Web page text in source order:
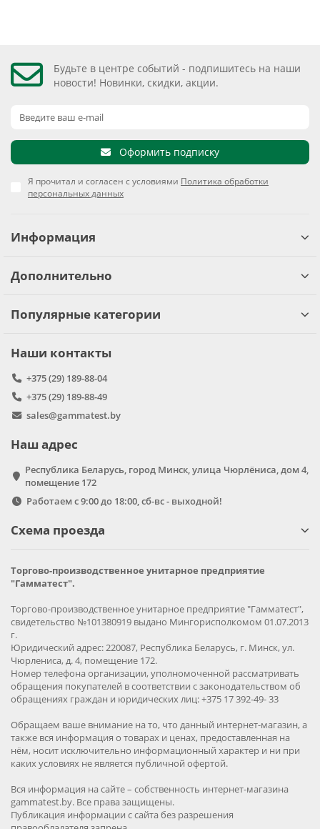
Будьте в центре событий - подпишитесь на наши
новости! Новинки, скидки, акции.
Оформить подписку
Я прочитал и согласен с условиями Политика обработки
персональных данных
Информация
Дополнительно
Популярные категории
Наши контакты
+375 (29) 189-88-04
+375 (29) 189-88-49
sales@gammatest.by
Наш адрес
Республика Беларусь, город Минск, улица Чюрлёниса, дом 4,
помещение 172
Работаем с 9:00 до 18:00, сб-вс - выходной!
Схема проезда
Торгово-производственное унитарное предприятие
"Гамматест".
Торгово-производственное унитарное предприятие "Гамматест",
свидетельство №101380919 выдано Мингорисполкомом 01.07.2013
г.
Юридический адрес: 220087, Республика Беларусь, г. Минск, ул.
Чюрлениса, д. 4, помещение 172.
Номер телефона организации, уполномоченной рассматривать
обращения покупателей в соответствии с законодательством об
обращениях граждан и юридических лиц: +375 17 392-49- 33
Обращаем ваше внимание на то, что данный интернет-магазин, а
также вся информация о товарах и ценах, предоставленная на
нём, носит исключительно информационный характер и ни при
каких условиях не является публичной офертой.
Вся информация на сайте – собственность интернет-магазина
gammatest.by. Все права защищены.
Публикация информации с сайта без разрешения